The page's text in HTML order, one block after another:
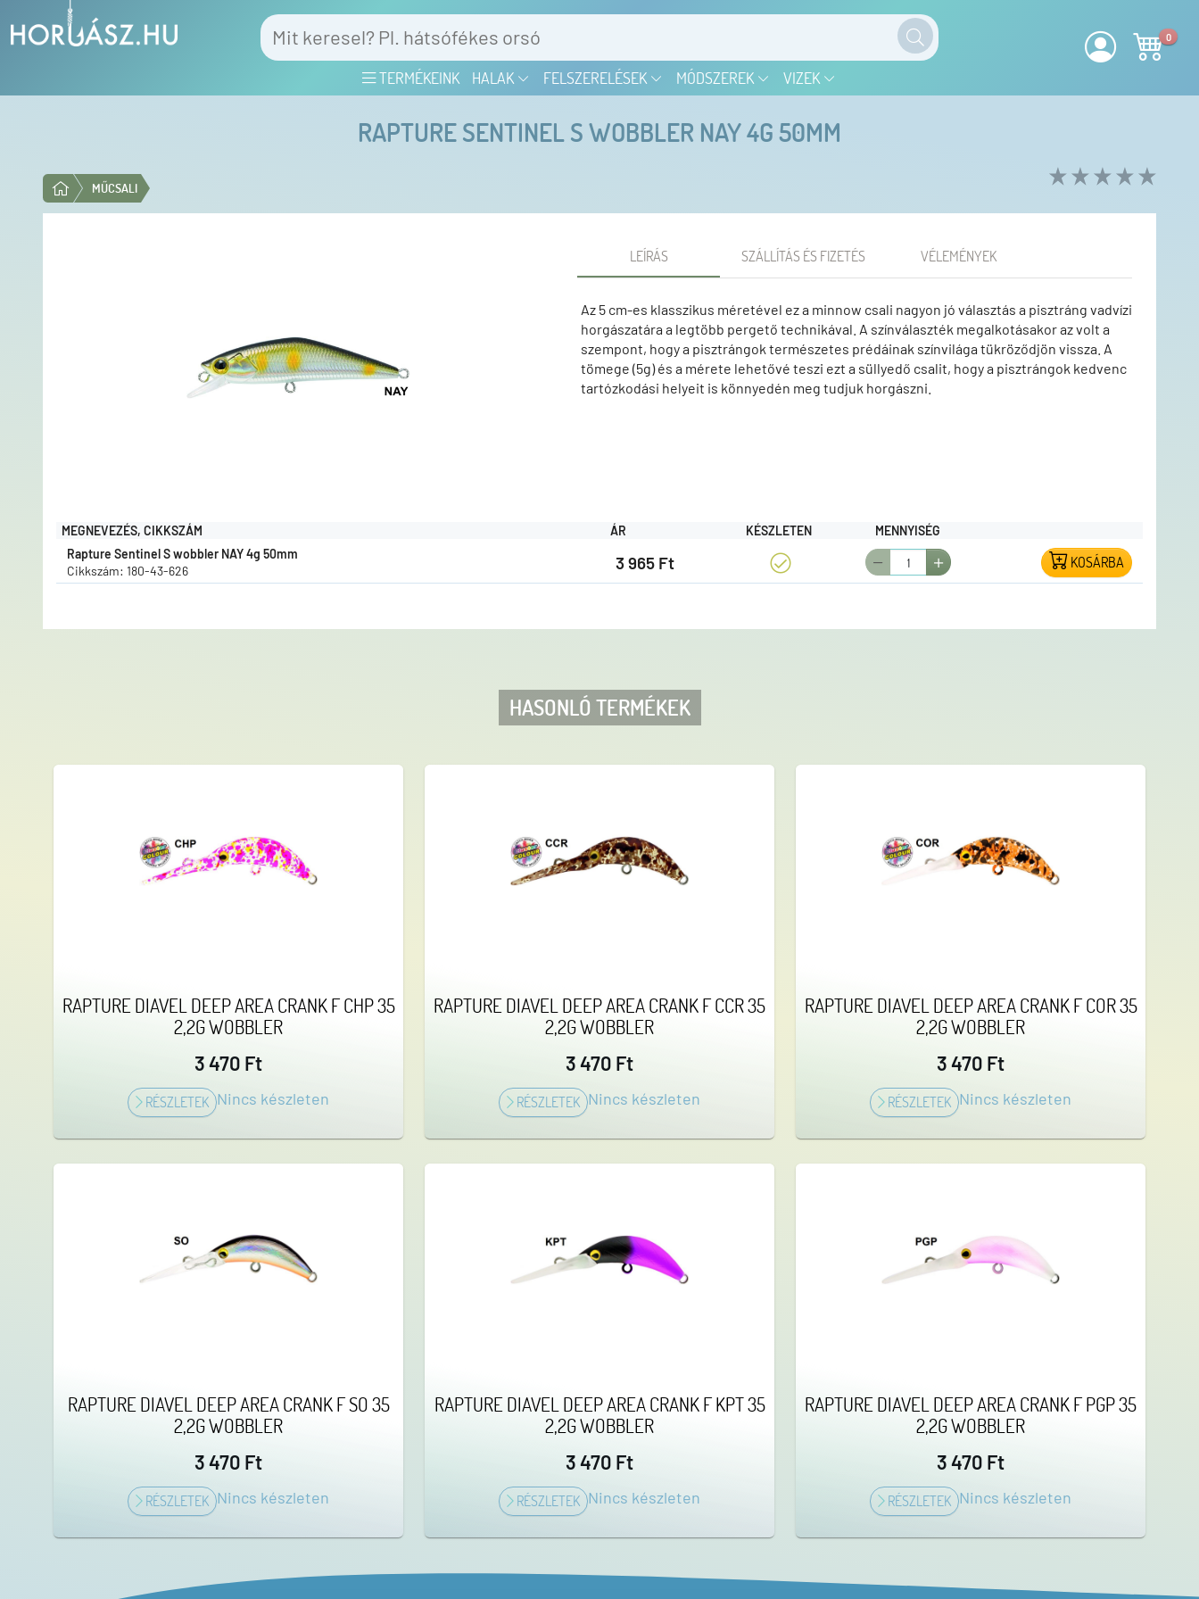
TERMÉKEINK HALAK FELSZERELÉSEK MÓDSZEREK VIZEK
0
RAPTURE SENTINEL S WOBBLER NAY 4G 50MM
MŰCSALI
LEÍRÁS SZÁLLÍTÁS ÉS FIZETÉS VÉLEMÉNYEK
Az 5 cm-es klasszikus méretével ez a minnow csali nagyon jó választás a pisztráng vadvízi
horgászatára a legtöbb pergető technikával. A színválaszték megalkotásakor az volt a
szempont, hogy a pisztrángok természetes prédáinak színvilága tükröződjön vissza. A
tömege (5g) és a mérete lehetővé teszi ezt a süllyedő csalit, hogy a pisztrángok kedvenc
tartózkodási helyeit is könnyedén meg tudjuk horgászni.
MEGNEVEZÉS, CIKKSZÁM ÁR KÉSZLETEN
MENNYISÉG
Rapture Sentinel S wobbler NAY 4g 50mm
Cikkszám: 180-43-626
3 965 Ft KOSÁRBA
HASONLÓ TERMÉKEK
RAPTURE DIAVEL DEEP AREA CRANK F CHP 35
2,2G WOBBLER
3 470 Ft
RÉSZLETEK Nincs készleten
RAPTURE DIAVEL DEEP AREA CRANK F CCR 35
2,2G WOBBLER
3 470 Ft
RÉSZLETEK Nincs készleten
RAPTURE DIAVEL DEEP AREA CRANK F COR 35
2,2G WOBBLER
3 470 Ft
RÉSZLETEK Nincs készleten
RAPTURE DIAVEL DEEP AREA CRANK F SO 35
2,2G WOBBLER
3 470 Ft
RÉSZLETEK Nincs készleten
RAPTURE DIAVEL DEEP AREA CRANK F KPT 35
2,2G WOBBLER
3 470 Ft
RÉSZLETEK Nincs készleten
RAPTURE DIAVEL DEEP AREA CRANK F PGP 35
2,2G WOBBLER
3 470 Ft
RÉSZLETEK Nincs készleten